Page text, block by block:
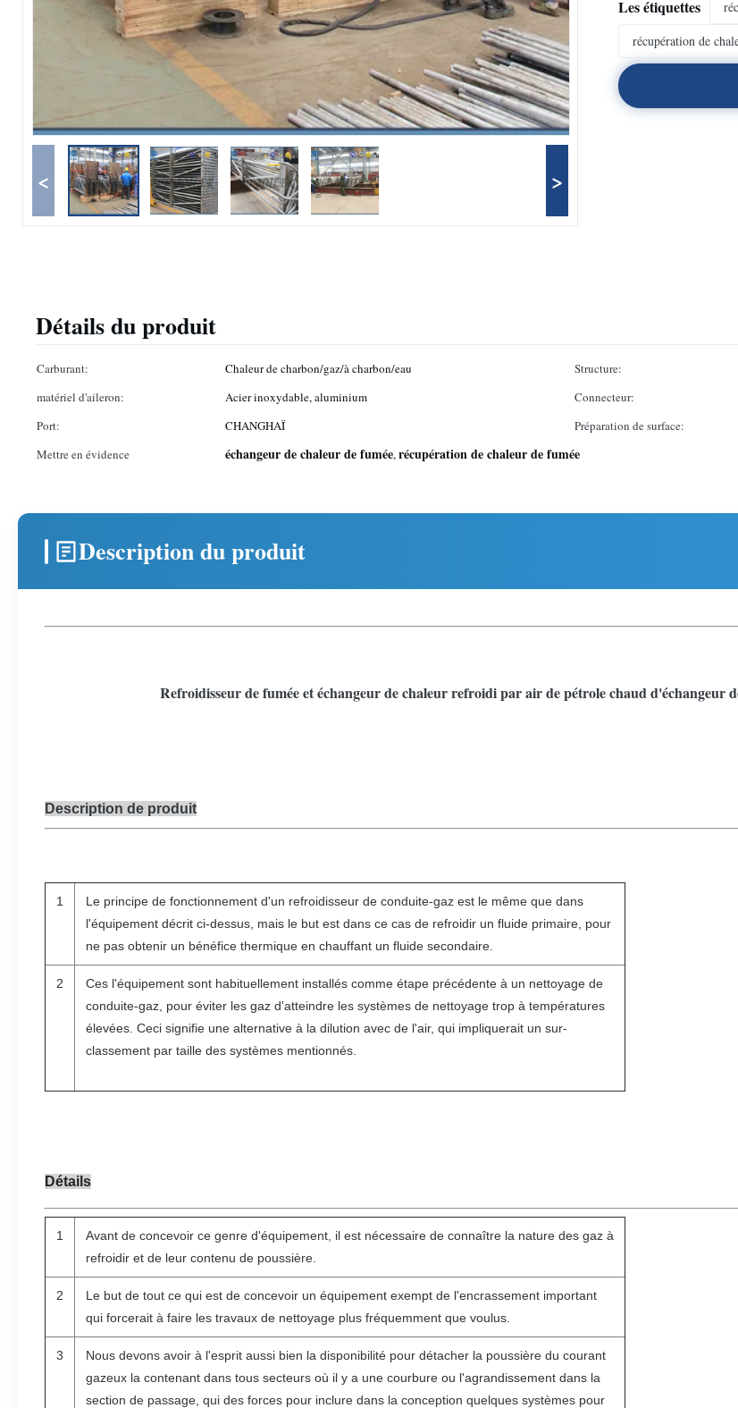
< >
Les étiquettes
récupération de
Détails du produit
Carburant: Chaleur de charbon/gaz/à charbon/eau Structure:
matériel d'aileron:
Acier inoxydable, aluminium Connecteur:
Port:
CHANGHAÏ Préparation de surface:
Mettre en évidence
échangeur de chaleur de fumée,récupération de chaleur de fumée
Description du produit
Refroidisseur de fumée et échangeur de chaleur refroidi par air de pétrole chaud d'échangeur
Description de produit
1
Le principe de fonctionnement d'un refroidisseur de conduite-gaz est le même que dans
l'équipement décrit ci-dessus, mais le but est dans ce cas de refroidir un fluide primaire, pour
ne pas obtenir un bénéfice thermique en chauffant un fluide secondaire.
2
Ces l'équipement sont habituellement installés comme étape précédente à un nettoyage de
conduite-gaz, pour éviter les gaz d'atteindre les systèmes de nettoyage trop à températures
élevées. Ceci signifie une alternative à la dilution avec de l'air, qui impliquerait un sur-
classement par taille des systèmes mentionnés.
Détails
1
Avant de concevoir ce genre d'équipement, il est nécessaire de connaître la nature des gaz à
refroidir et de leur contenu de poussière.
2
Le but de tout ce qui est de concevoir un équipement exempt de l'encrassement important
qui forcerait à faire les travaux de nettoyage plus fréquemment que voulus.
3
Nous devons avoir à l'esprit aussi bien la disponibilité pour détacher la poussière du courant
gazeux la contenant dans tous secteurs où il y a une courbure ou l'agrandissement dans la
section de passage, qui des forces pour inclure dans la conception quelques systèmes pour